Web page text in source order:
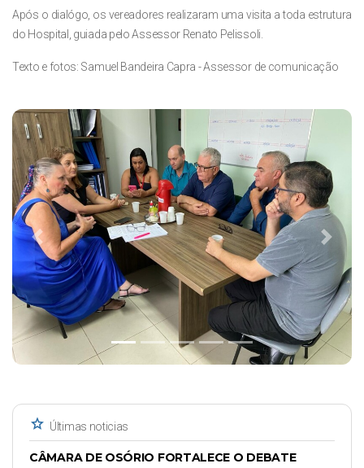
Após o dialógo, os vereadores realizaram uma visita a toda estrutura
do Hospital, guiada pelo Assessor Renato Pelissoli.
Texto e fotos: Samuel Bandeira Capra - Assessor de comunicação
Previous Next
star Últimas noticias
CÂMARA DE OSÓRIO FORTALECE O DEBATE